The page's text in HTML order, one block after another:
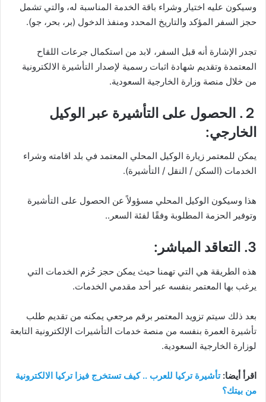
وسيكون عليه اختيار وشراء باقة الخدمة المناسبة له، والتي تشمل
حجز السفر المؤكد والتاريخ المحدد ومنفذ الدخول (بر، بحر، جو).
تجدر الإشارة أنه قبل السفر، لابد من استكمال جرعات اللقاح
المعتمدة وتقديم شهادة اثبات رسمية لإصدار التأشيرة الالكترونية
من خلال منصة وزارة الخارجية السعودية.
２. الحصول على التأشيرة عبر الوكيل
الخارجي:
يمكن للمعتمر زيارة الوكيل المحلي المعتمد في بلد اقامته وشراء
الخدمات (السكن / النقل / التأشيرة).
هذا وسيكون الوكيل المحلي مسؤولاً عن الحصول على التأشيرة
وتوفير الحزمة المطلوبة وفقًا لفئة السعر..
3. التعاقد المباشر:
هذه الطريقة هي التي تهمنا حيث يمكن حجز حُزم الخدمات التي
يرغب بها المعتمر بنفسه عبر أحد مقدمي الخدمات.
بعد ذلك سيتم تزويد المعتمر برقم مرجعي يمكنه من تقديم طلب
تأشيرة العمرة بنفسه من منصة خدمات التأشيرات الإلكترونية التابعة
لوزارة الخارجية السعودية.
اقرأ أيضا:تأشيرة تركيا للعرب .. كيف تستخرج فيزا تركيا الالكترونية
من بيتك؟